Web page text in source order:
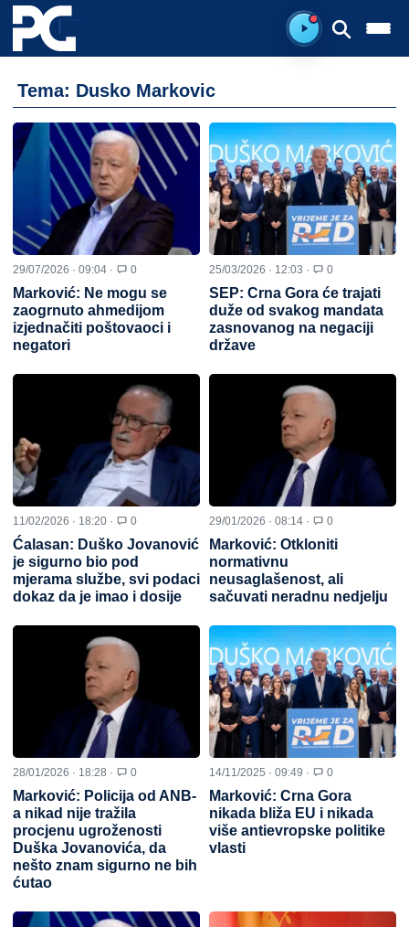
Ready to listen.
Tema: Dusko Markovic
29/07/2026 · 09:04 · 0
Marković: Ne mogu se
zaogrnuto ahmedijom
izjednačiti poštovaoci i
negatori
25/03/2026 · 12:03 · 0
SEP: Crna Gora će trajati
duže od svakog mandata
zasnovanog na negaciji
države
11/02/2026 · 18:20 · 0
Ćalasan: Duško Jovanović
je sigurno bio pod
mjerama službe, svi podaci
dokaz da je imao i dosije
29/01/2026 · 08:14 · 0
Marković: Otkloniti
normativnu
neusaglašenost, ali
sačuvati neradnu nedjelju
28/01/2026 · 18:28 · 0
Marković: Policija od ANB-
a nikad nije tražila
procjenu ugroženosti
Duška Jovanovića, da
nešto znam sigurno ne bih
ćutao
14/11/2025 · 09:49 · 0
Marković: Crna Gora
nikada bliža EU i nikada
više antievropske politike
vlasti